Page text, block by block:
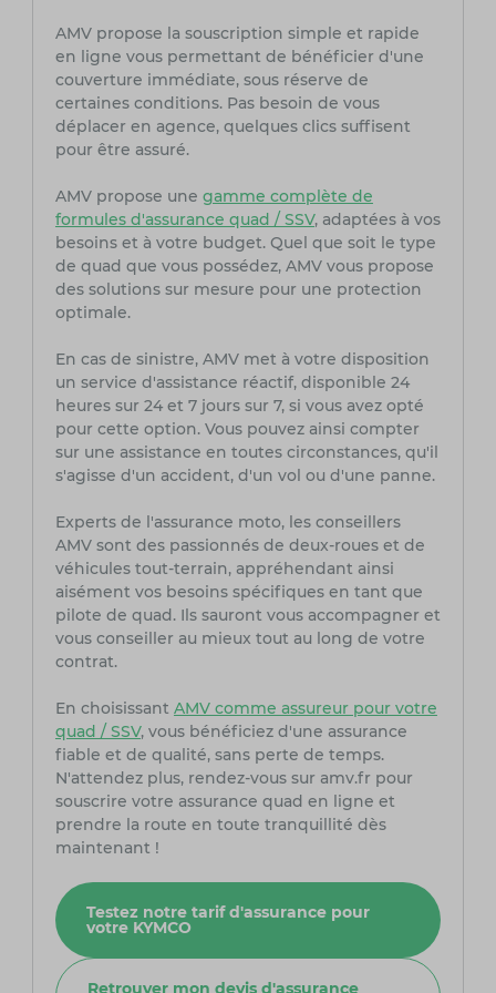
AMV propose la souscription simple et rapide
en ligne vous permettant de bénéficier d'une
couverture immédiate, sous réserve de
certaines conditions. Pas besoin de vous
déplacer en agence, quelques clics suffisent
pour être assuré.
AMV propose une gamme complète de
formules d'assurance quad / SSV, adaptées à vos
besoins et à votre budget. Quel que soit le type
de quad que vous possédez, AMV vous propose
des solutions sur mesure pour une protection
optimale.
En cas de sinistre, AMV met à votre disposition
un service d'assistance réactif, disponible 24
heures sur 24 et 7 jours sur 7, si vous avez opté
pour cette option. Vous pouvez ainsi compter
sur une assistance en toutes circonstances, qu'il
s'agisse d'un accident, d'un vol ou d'une panne.
Experts de l'assurance moto, les conseillers
AMV sont des passionnés de deux-roues et de
véhicules tout-terrain, appréhendant ainsi
aisément vos besoins spécifiques en tant que
pilote de quad. Ils sauront vous accompagner et
vous conseiller au mieux tout au long de votre
contrat.
En choisissant AMV comme assureur pour votre
quad / SSV, vous bénéficiez d'une assurance
fiable et de qualité, sans perte de temps.
N'attendez plus, rendez-vous sur amv.fr pour
souscrire votre assurance quad en ligne et
prendre la route en toute tranquillité dès
maintenant !
Testez notre tarif d'assurance pour
votre KYMCO
Retrouver mon devis d'assurance